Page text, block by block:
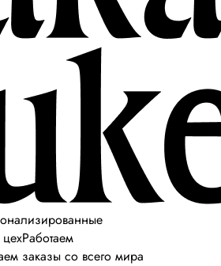
Работаем
заказы со всего мира